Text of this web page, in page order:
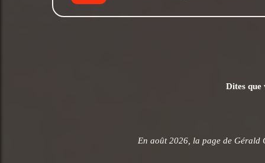
Dites que
En août 2026, la page de Gérald